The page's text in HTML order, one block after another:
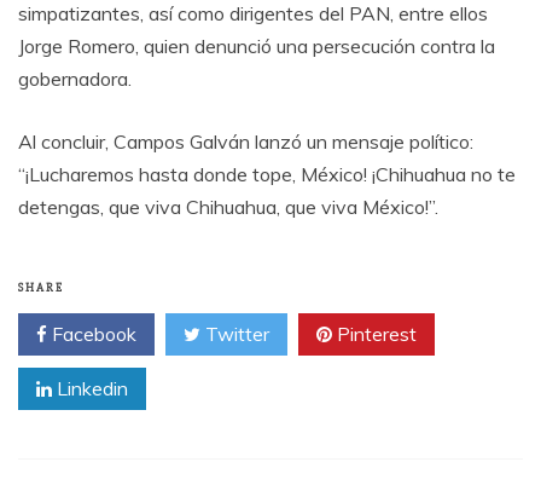
simpatizantes, así como dirigentes del PAN, entre ellos
Jorge Romero, quien denunció una persecución contra la
gobernadora.
Al concluir, Campos Galván lanzó un mensaje político:
“¡Lucharemos hasta donde tope, México! ¡Chihuahua no te
detengas, que viva Chihuahua, que viva México!”.
SHARE
Facebook Twitter Pinterest
Linkedin